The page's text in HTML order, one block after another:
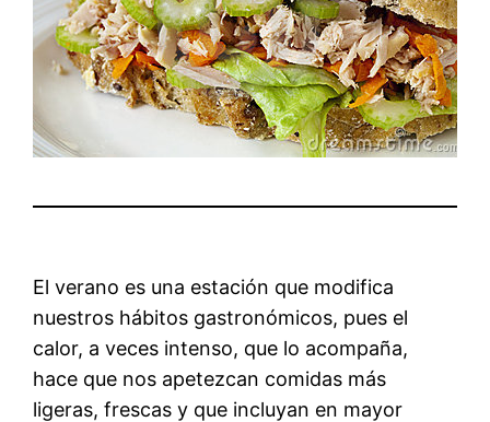
El verano es una estación que modifica
nuestros hábitos gastronómicos, pues el
calor, a veces intenso, que lo acompaña,
hace que nos apetezcan comidas más
ligeras, frescas y que incluyan en mayor